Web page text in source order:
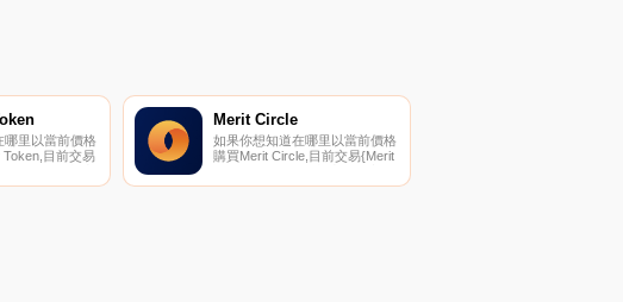
哪里以當前價格
目前交易
。您可以
Merit Circle
如果你想知道在哪里以當前價格
購買Merit Circle,目前交易{Merit
所是Binance、Bitrue、Hotcoin